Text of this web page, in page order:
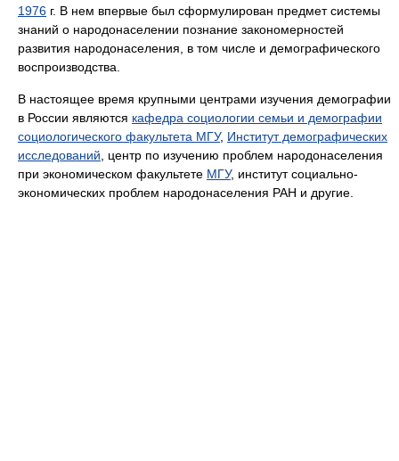
1976 г. В нем впервые был сформулирован предмет системы
знаний о народонаселении познание закономерностей
развития народонаселения, в том числе и демографического
воспроизводства.
В настоящее время крупными центрами изучения демографии
в России являются кафедра социологии семьи и демографии
социологического факультета МГУ, Институт демографических
исследований , центр по изучению проблем народонаселения
при экономическом факультете МГУ, институт социально-
экономических проблем народонаселения РАН и другие.